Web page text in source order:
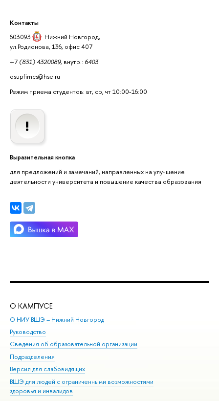
Контакты
603093
Нижний Новгород,
ул.Родионова, 136, офис 407
+7 (831) 4320089, внутр.: 6403
osupfimcs@hse.ru
Режим приема студентов: вт, ср, чт 10:00-16:00
Выразительная кнопка
для предложений и замечаний, направленных на улучшение
деятельности университета и повышение качества образования
О КАМПУСЕ
О НИУ ВШЭ – Нижний Новгород
Руководство
Сведения об образовательной организации
Подразделения
Версия для слабовидящих
ВШЭ для людей с ограниченными возможностями
здоровья и инвалидов